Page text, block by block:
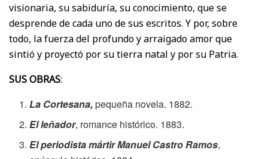
visionaria, su sabiduría, su conocimiento, que se
desprende de cada uno de sus escritos. Y por, sobre
todo, la fuerza del profundo y arraigado amor que
sintió y proyectó por su tierra natal y por su Patria.
SUS OBRAS:
La Cortesana,pequeña novela. 1882.
El leñador, romance histórico. 1883.
El periodista mártir Manuel Castro Ramos,